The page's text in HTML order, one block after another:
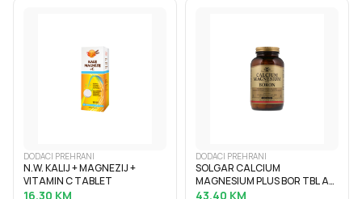
DODACI PREHRANI
N.W. KALIJ + MAGNEZIJ +
VITAMIN C TABLET
16.30 KM
DODACI PREHRANI
SOLGAR CALCIUM
MAGNESIUM PLUS BOR TBL A
100
43.40 KM